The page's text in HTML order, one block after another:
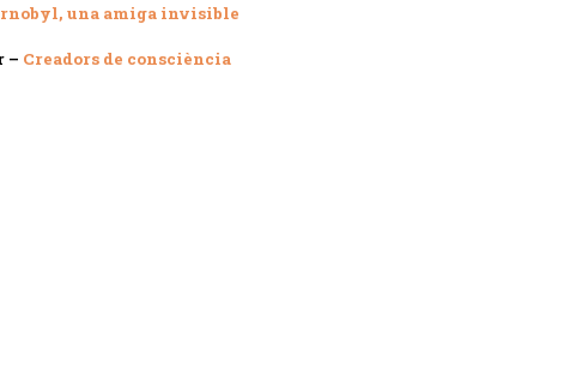
una amiga invisible
– Creadors de consciència